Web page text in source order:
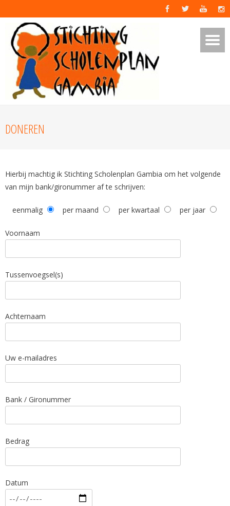
DONEREN
Hierbij machtig ik Stichting Scholenplan Gambia om het volgende
van mijn bank/gironummer af te schrijven:
eenmalig per maand per kwartaal per jaar
Voornaam
Tussenvoegsel(s)
Achternaam
Uw e-mailadres
Bank / Gironummer
Bedrag
Datum